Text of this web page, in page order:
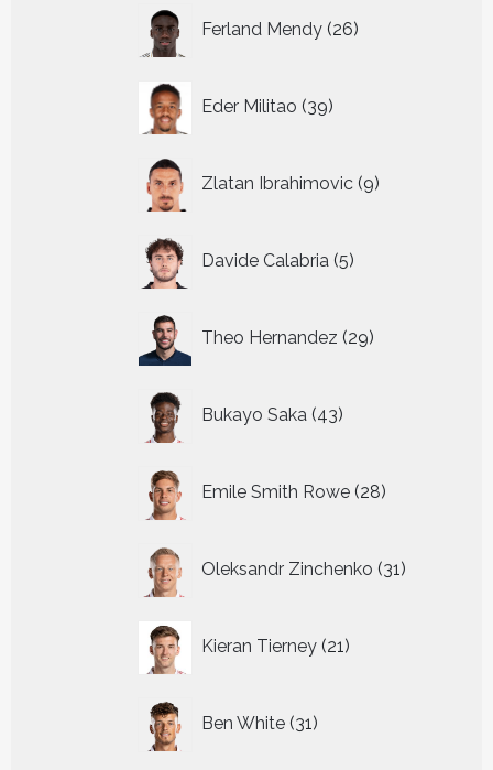
Ferland Mendy 26
producten
Eder Militao 39
producten
Zlatan Ibrahimovic 9
producten
Davide Calabria 5
producten
Theo Hernandez 29
producten
Bukayo Saka 43
producten
Emile Smith Rowe 28
producten
Oleksandr Zinchenko 31
producten
Kieran Tierney 21
producten
Ben White 31
producten